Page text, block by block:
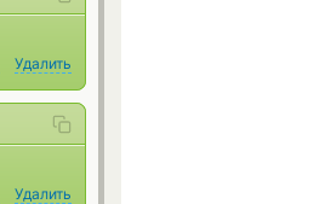
Удалить
Удалить